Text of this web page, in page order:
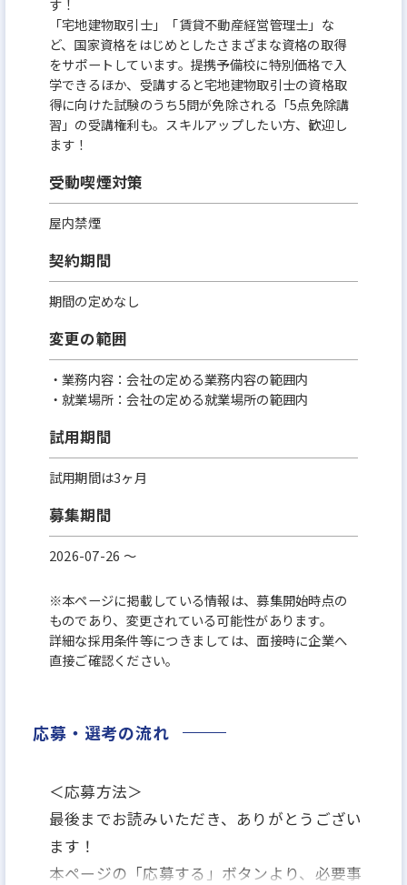
「宅地建物取引士」「賃貸不動産経営管理士」な
ど、国家資格をはじめとしたさまざまな資格の取得
をサポートしています。提携予備校に特別価格で入
学できるほか、受講すると宅地建物取引士の資格取
得に向けた試験のうち5問が免除される「5点免除講
習」の受講権利も。スキルアップしたい方、歓迎し
ます！
受動喫煙対策
屋内禁煙
契約期間
期間の定めなし
変更の範囲
・業務内容：会社の定める業務内容の範囲内
・就業場所：会社の定める就業場所の範囲内
試用期間
試用期間は3ヶ月
募集期間
2026-07-26 〜
※本ページに掲載している情報は、募集開始時点の
ものであり、変更されている可能性があります。
詳細な採用条件等につきましては、面接時に企業へ
直接ご確認ください。
応募・選考の流れ
＜応募方法＞
最後までお読みいただき、ありがとうござい
ます！
本ページの「応募する」ボタンより、必要事